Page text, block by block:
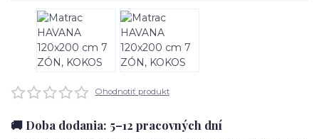
Ohodnotiť produkt
🚚 Doba dodania: 5–12 pracovných dní